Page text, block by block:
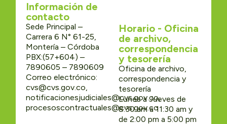
Información de
contacto
Sede Principal –
Carrera 6 N° 61-25,
Montería – Córdoba
PBX:(57+604) –
7890605 – 7890609
Correo electrónico:
cvs@cvs.gov.co,
notificacionesjudiciales@cvs.gov.co,
procesoscontractuales@cvs.gov.co
Horario - Oficina
de archivo,
correspondencia
y tesorería
Oficina de archivo,
correspondencia y
tesorería
Lunes a Jueves de
8:30 am a 11:30 am y
de 2:00 pm a 5:00 pm